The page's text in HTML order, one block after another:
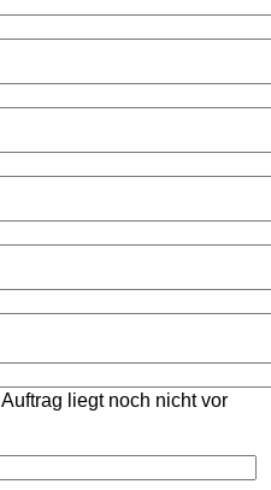
Auftrag liegt noch nicht vor